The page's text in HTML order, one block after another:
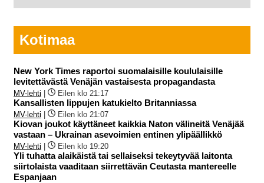
Kotimaa
New York Times raportoi suomalaisille koululaisille
levitettävästä Venäjän vastaisesta propagandasta
MV-lehti Eilen klo 21:17
Kansallisten lippujen katukielto Britanniassa
MV-lehti Eilen klo 21:07
Kiovan joukot käyttäneet kaikkia Naton välineitä Venäjää
vastaan – Ukrainan asevoimien entinen ylipäällikkö
MV-lehti Eilen klo 19:20
Yli tuhatta alaikäistä tai sellaiseksi tekeytyvää laitonta
siirtolaista vaaditaan siirrettävän Ceutasta mantereelle
Espanjaan